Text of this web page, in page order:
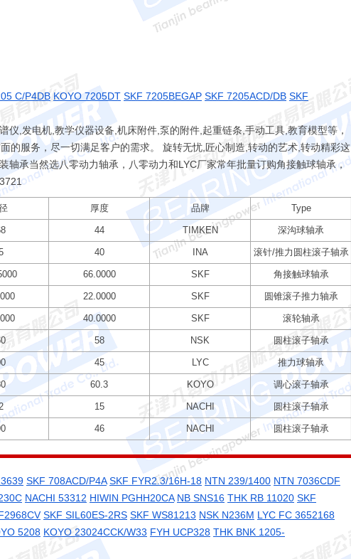
C/P4DB KOYO 7205DT SKF 7205BEGAP SKF 7205ACD/DB SKF
仪,发电机,教学仪器设备,机床附件,泵的附件,起重链条,手动工具,教育模型等，
的服务，尽一切满足客户的需求。 旋转无忧,匠心制造,转动的艺术,转动精彩这
承当然选八零动力轴承，八零动力和LYC厂家常年批量订购角接触球轴承，
厚度 品牌 Type
44 TIMKEN 深沟球轴承
40 INA 滚针/推力圆柱滚子轴承
66.0000 SKF 角接触球轴承
22.0000 SKF 圆锥滚子推力轴承
40.0000 SKF 滚轮轴承
58 NSK 圆柱滚子轴承
45 LYC 推力球轴承
60.3 KOYO 调心滚子轴承
15 NACHI 圆柱滚子轴承
46 NACHI 圆柱滚子轴承
SKF 708ACD/P4A SKF FYR2.3/16H-18 NTN 239/1400 NTN 7036CDF
NACHI 53312 HIWIN PGHH20CA NB SNS16 THK RB 11020 SKF
SKF SIL60ES-2RS SKF WS81213 NSK N236M LYC FC 3652168
5208 KOYO 23024CCK/W33 FYH UCP328 THK BNK 1205-